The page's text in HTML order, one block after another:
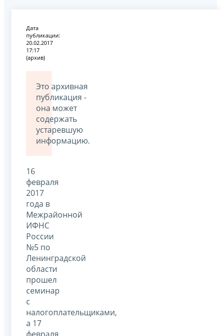
Дата
публикации:
20.02.2017
17:17
(архив)
Это архивная
публикация -
она может
содержать
устаревшую
информацию.
16
февраля
2017
года в
Межрайонной
ИФНС
России
№5 по
Ленинградской
области
прошел
семинар
с
налогоплательщиками,
а 17
февраля